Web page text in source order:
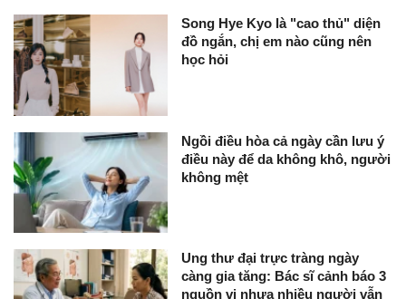
Song Hye Kyo là "cao thủ" diện
đồ ngắn, chị em nào cũng nên
học hỏi
Ngồi điều hòa cả ngày cần lưu ý
điều này để da không khô, người
không mệt
Ung thư đại trực tràng ngày
càng gia tăng: Bác sĩ cảnh báo 3
nguồn vi nhựa nhiều người vẫn